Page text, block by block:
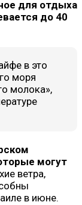
для отдыха
до 40
в это
моря
молока»,
могут
ветра,
в июне.